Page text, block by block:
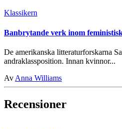
Klassikern
Banbrytande verk inom
De amerikanska litteraturforskarna
andraklassposition. Innan kvinnor...
Av Anna Williams
Recensioner